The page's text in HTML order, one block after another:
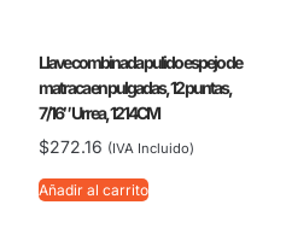
Llave combinada pulido espejo de
matraca en pulgadas, 12 puntas,
7/16″ Urrea, 1214CM
$272.16 (IVA Incluido)
Añadir al carrito